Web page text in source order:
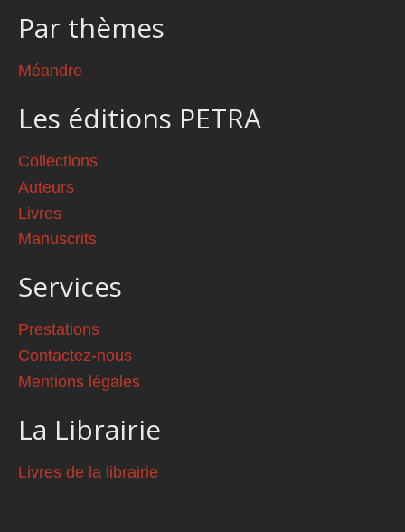
Par thèmes
Méandre
Les éditions PETRA
Collections
Auteurs
Livres
Manuscrits
Services
Prestations
Contactez-nous
Mentions légales
La Librairie
Livres de la librairie